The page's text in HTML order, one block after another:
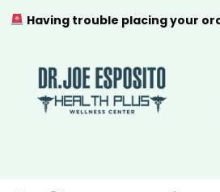
Having trouble placing your